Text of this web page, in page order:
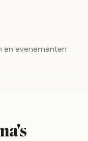
en evenementen